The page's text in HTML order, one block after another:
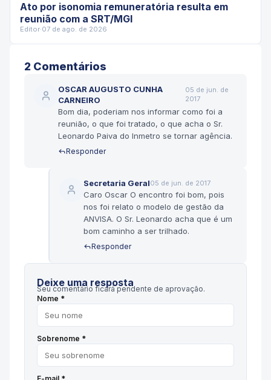
Ato por isonomia remuneratória resulta em
reunião com a SRT/MGI
Editor·07 de ago. de 2026
2 Comentários
OSCAR AUGUSTO CUNHA
CARNEIRO
05 de jun. de
2017
Bom dia, poderiam nos informar como foi a
reunião, o que foi tratado, o que acha o Sr.
Leonardo Paiva do Inmetro se tornar agência.
Responder
Secretaria Geral05 de jun. de 2017
Caro Oscar O encontro foi bom, pois
nos foi relato o modelo de gestão da
ANVISA. O Sr. Leonardo acha que é um
bom caminho a ser trilhado.
Responder
Deixe uma resposta
Seu comentário ficará pendente de aprovação.
Nome *
Sobrenome *